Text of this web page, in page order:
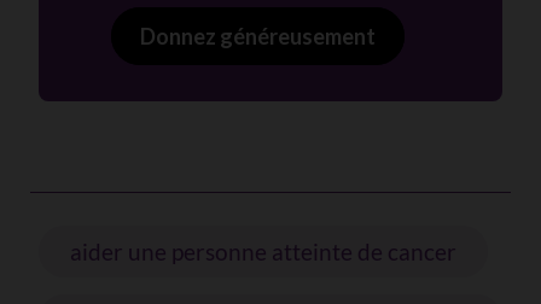
Donnez généreusement
aider une personne atteinte de cancer